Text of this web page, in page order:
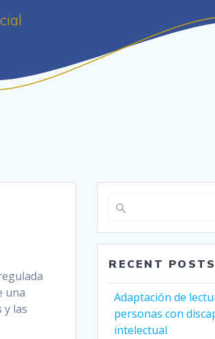
una
y las
RECENT POSTS
Adaptación de
personas con
intelectual